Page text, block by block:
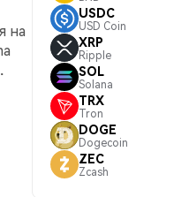
на
USDC
USD Coin
XRP
Ripple
SOL
Solana
TRX
Tron
DOGE
Dogecoin
ZEC
Zcash